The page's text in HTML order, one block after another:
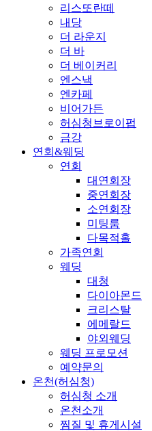
리스또란떼
내당
더 라운지
더 바
더 베이커리
엔스낵
엔카페
비어가든
허심청브로이펍
금강
연회&웨딩
연회
대연회장
중연회장
소연회장
미팅룸
다목적홀
가족연회
웨딩
대청
다이아몬드
크리스탈
에메랄드
야외웨딩
웨딩 프로모션
예약문의
온천(허심청)
허심청 소개
온천소개
찜질 및 휴게시설